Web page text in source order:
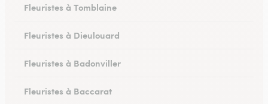
Fleuristes à Tomblaine
Fleuristes à Dieulouard
Fleuristes à Badonviller
Fleuristes à Baccarat